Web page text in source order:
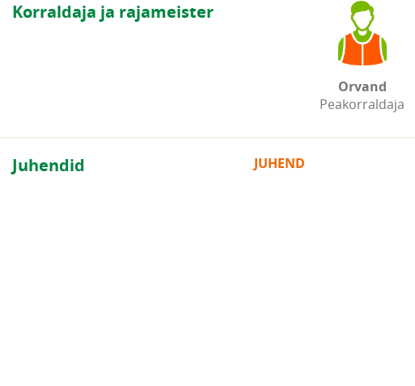
Korraldaja ja rajameister
Orvand
Peakorraldaja
Juhendid JUHEND